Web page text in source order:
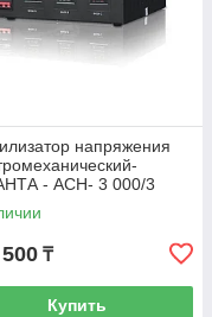
напряжения
- АСН- 3 000/3
₸
Купить